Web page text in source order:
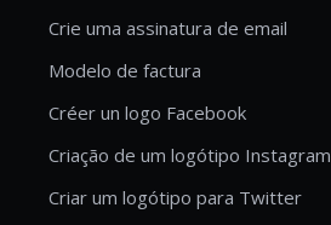
Crie uma assinatura de email
Modelo de factura
Créer un logo Facebook
Criação de um logótipo Instagram
Criar um logótipo para Twitter